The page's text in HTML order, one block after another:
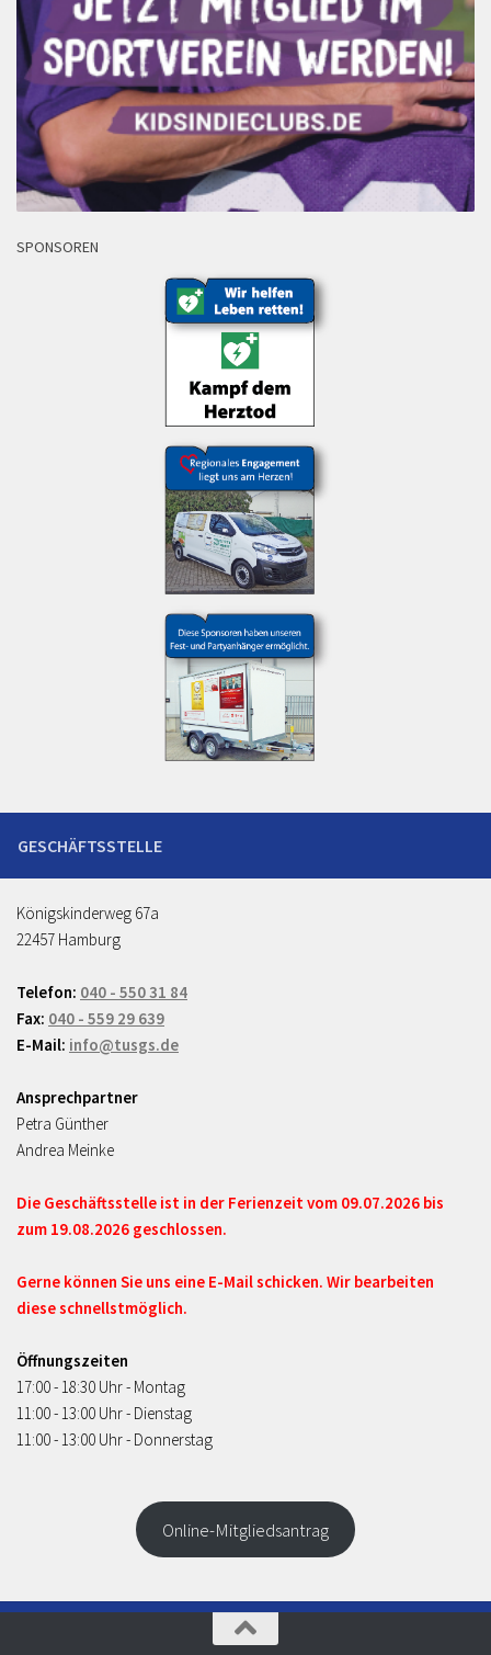
SPONSOREN
Königskinderweg 67a
22457 Hamburg
Telefon: 040 - 550 31 84
Fax: 040 - 559 29 639
E-Mail: info@tusgs.de
Ansprechpartner
Petra Günther
Andrea Meinke
Die Geschäftsstelle ist in der Ferienzeit vom 09.07.2026 bis
zum 19.08.2026 geschlossen.
Gerne können Sie uns eine E-Mail schicken. Wir bearbeiten
diese schnellstmöglich.
Öffnungszeiten
17:00 - 18:30 Uhr - Montag
11:00 - 13:00 Uhr - Dienstag
11:00 - 13:00 Uhr - Donnerstag
Online-Mitgliedsantrag